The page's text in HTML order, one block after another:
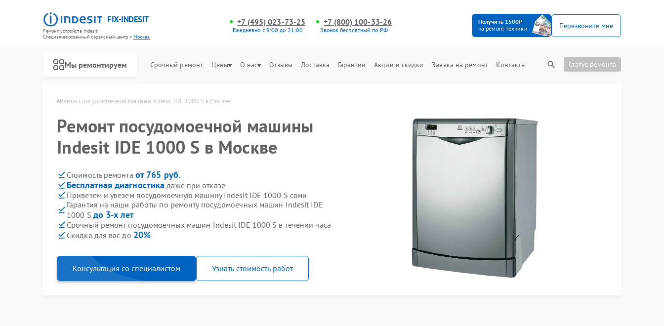
FIX-INDESIT
Ремонт устройств Indesit
Специализированный cервисный центр г.Москва
+7 (495) 023-73-25
Ежедневно с 9:00 до 21:00
+7 (800) 100-33-26
Звонок бесплатный по РФ
Получить 1500₽
на ремонт техники
Перезвоните мне
Мы ремонтируем Срочный ремонт Цены О нас Отзывы Доставка Гарантии Акции и скидки Заявка на ремонт Контакты Статус ремонта
Indesit в Москве Ремонт посудомоечной машины Indesit IDE 1000 S в Москве
Ремонт посудомоечной машины
Indesit IDE 1000 S в Москве
Стоимость ремонта от 765 руб.
Бесплатная диагностика даже при отказе
Привезем и увезем посудомоечную машину Indesit IDE 1000 S сами
Гарантия на наши работы по ремонту посудомоечных машин Indesit IDE
1000 S до 3-х лет
Срочный ремонт посудомоечных машин Indesit IDE 1000 S в течении часа
Скидка для вас до 20%
Консультация со специалистом Узнать стоимость работ